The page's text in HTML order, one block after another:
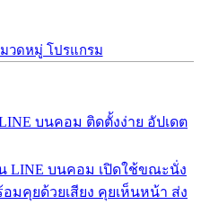
วดหมู่ โปรแกรม
บนคอม ติดตั้งง่าย อัปเดต
LINE บนคอม เปิดใช้ขณะนั่ง
มคุยด้วยเสียง คุยเห็นหน้า ส่ง